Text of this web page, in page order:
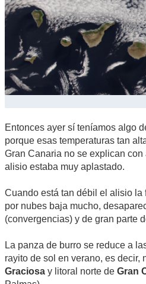
Entonces ayer sí teníamos algo
porque esas temperaturas tan
Gran Canaria no se explican con
alisio estaba muy aplastado.
Cuando está tan débil el alisio
por nubes baja mucho,
(convergencias) y de gran parte
La panza de burro se reduce a
rayito de sol en verano, es decir,
Graciosa y litoral norte de Gran